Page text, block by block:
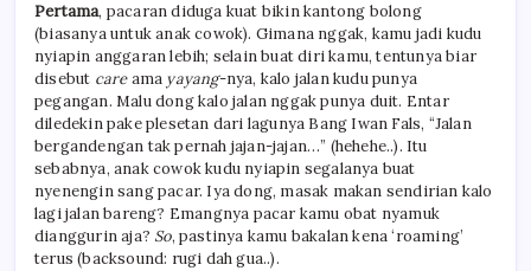
Pertama, pacaran diduga kuat bikin kantong bolong
(biasanya untuk anak cowok). Gimana nggak, kamu jadi kudu
nyiapin anggaran lebih; selain buat diri kamu, tentunya biar
disebut careama yayang-nya, kalo jalan kudu punya
pegangan. Malu dong kalo jalan nggak punya duit. Entar
diledekin pake plesetan dari lagunya Bang Iwan Fals, “Jalan
bergandengan tak pernah jajan-jajan…” (hehehe..). Itu
sebabnya, anak cowok kudu nyiapin segalanya buat
nyenengin sang pacar. Iya dong, masak makan sendirian kalo
lagi jalan bareng? Emangnya pacar kamu obat nyamuk
dianggurin aja? So, pastinya kamu bakalan kena ‘roaming’
terus (backsound: rugi dah gua..).